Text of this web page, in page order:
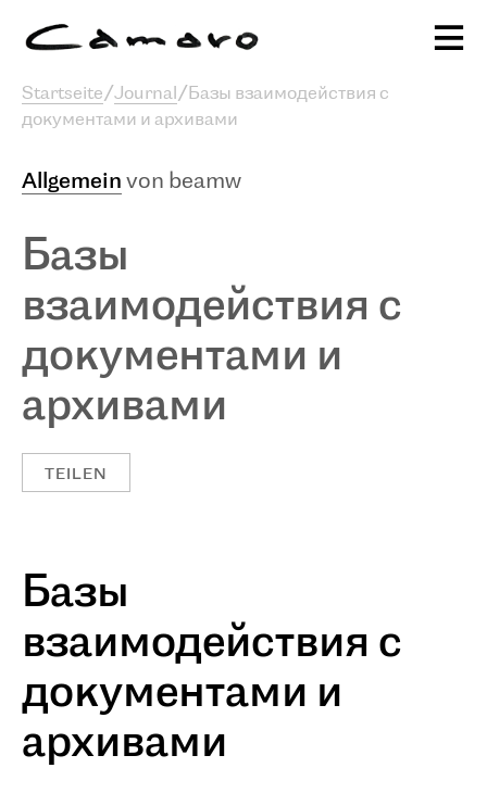
Alexander Camaro
Ausstellungen & Programm
Publikationen
Startseite/Journal / Базы взаимодействия с
документами и архивами
Allgemein von beamw
Базы
взаимодействия с
документами и
архивами
TEILEN
Базы
взаимодействия с
документами и
архивами